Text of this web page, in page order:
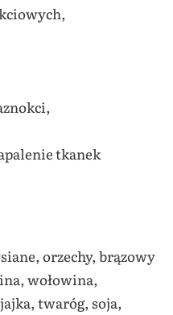
tkanek
orzechy, brązowy
wołowina,
twaróg, soja,